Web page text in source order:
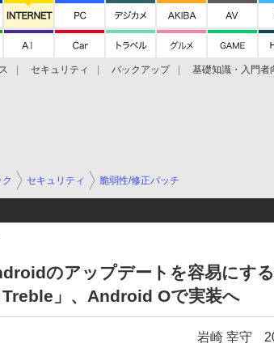
セキュリティ バックアップ 基礎知識・入門者
ク セキュリティ 脆弱性/修正パッチ
のアップデートを容易にす
Treble」、Android Oで実装へ
岩崎 宰守